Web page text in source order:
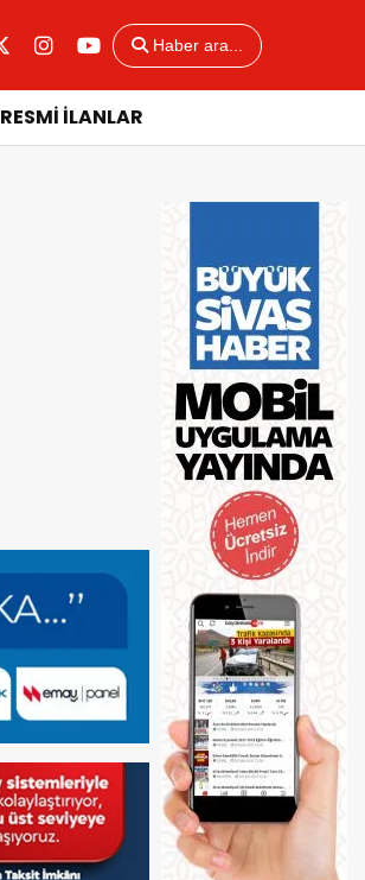
Haber ara...
RESMİ İLANLAR